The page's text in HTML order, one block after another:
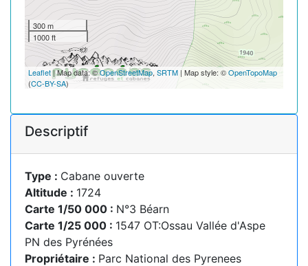
300 m
1000 ft
Leaflet| Map data: ©OpenStreetMap, SRTM | Map style: ©OpenTopoMap
(CC-BY-SA)
Descriptif
Type : Cabane ouverte
Altitude : 1724
Carte 1/50 000 : N°3 Béarn
Carte 1/25 000 : 1547 OT:Ossau Vallée d'Aspe
PN des Pyrénées
Propriétaire : Parc National des Pyrenees